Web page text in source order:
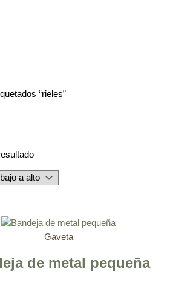
“rieles”
Gaveta
de metal pequeña